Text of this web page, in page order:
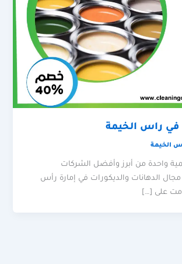
راس الخيمة
الخيمة
واحدة من أبرز وأفضل الشركات
الدهانات والديكورات في إمارة رأس
على […]